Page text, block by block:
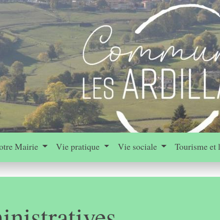
Mairie Vie pratique Vie sociale Tourisme et